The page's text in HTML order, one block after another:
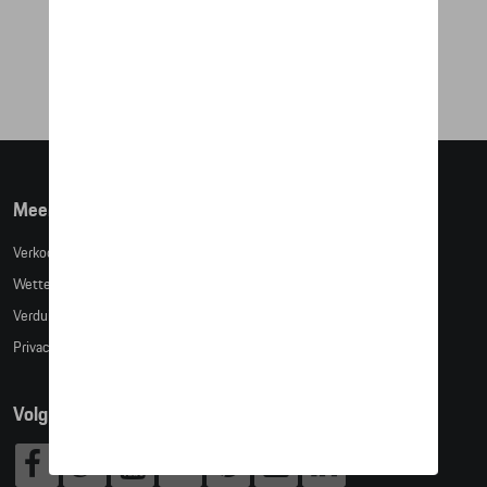
Meer info
Verkoopsvoorwaarden
Wettelijke bepalingen
Verduidelijking kledingmaten
Privacybeleid
Volg Ons